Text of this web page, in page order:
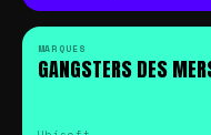
MARQUES
GANGSTERS DES